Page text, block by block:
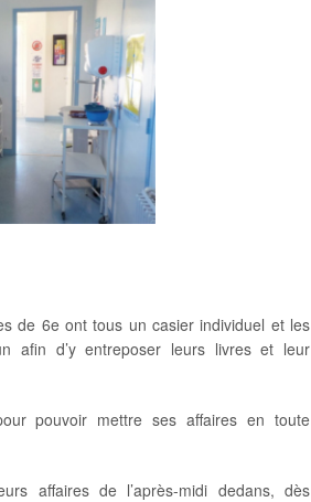
de 6e ont tous un casier individuel et les
afin d’y entreposer leurs livres et leur
pouvoir mettre ses affaires en toute
affaires de l’après-midi dedans, dès